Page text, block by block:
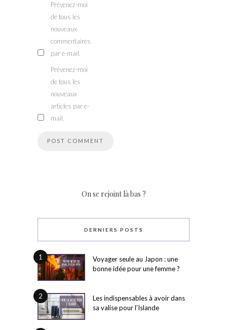
Prévenez-moi
de tous les
nouveaux
commentaires
par e-mail.
Prévenez-moi
de tous les
nouveaux
articles par e-
mail.
On se rejoint là bas ?
DERNIERS POSTS
1
Voyager seule au Japon : une
bonne idée pour une femme ?
2
Les indispensables à avoir dans
sa valise pour l’Islande